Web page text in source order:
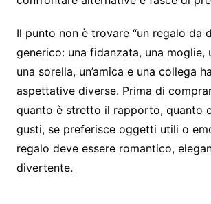
Il punto non è trovare “un regalo da
generico: una fidanzata, una moglie,
una sorella, un’amica e una collega
aspettative diverse. Prima di
quanto è stretto il rapporto, quanto
gusti, se preferisce oggetti utili o
regalo deve essere romantico,
divertente.